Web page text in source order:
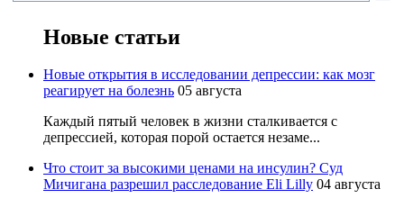
Новые статьи
Новые открытия в исследовании депрессии: как мозг
реагирует на болезнь 05 августа
Каждый пятый человек в жизни сталкивается с
депрессией, которая порой остается незаме...
Что стоит за высокими ценами на инсулин? Суд
Мичигана разрешил расследование Eli Lilly 04 августа